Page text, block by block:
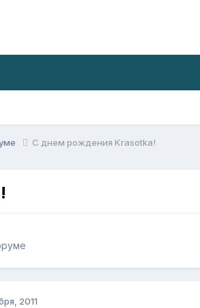
С днем рождения Krasotka!
2011